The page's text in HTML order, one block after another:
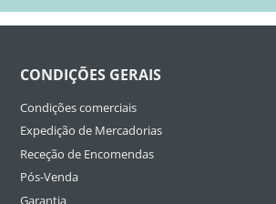
CONDIÇÕES GERAIS
Condições comerciais
Expedição de Mercadorias
Receção de Encomendas
Pós-Venda
Garantia